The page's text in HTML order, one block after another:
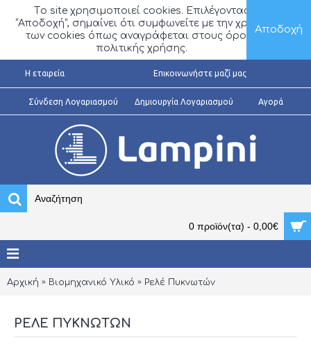
Τo site χρησιμοποιεί cookies. Επιλέγοντας
“Αποδοχή”, σημαίνει ότι συμφωνείτε με την χρήση
των cookies όπως αναγράφεται στους όρους
πολιτικής χρήσης.
Αποδοχή
H εταιρεία Επικοινωνήστε μαζί μας
Σύνδεση Λογαριασμού Δημιουργία Λογαριασμού Αγορά
0 προϊόν(τα) - 0,00€
Αρχική Βιομηχανικό Υλικό Ρελέ Πυκνωτών
ΡΕΛΈ ΠΥΚΝΩΤΏΝ